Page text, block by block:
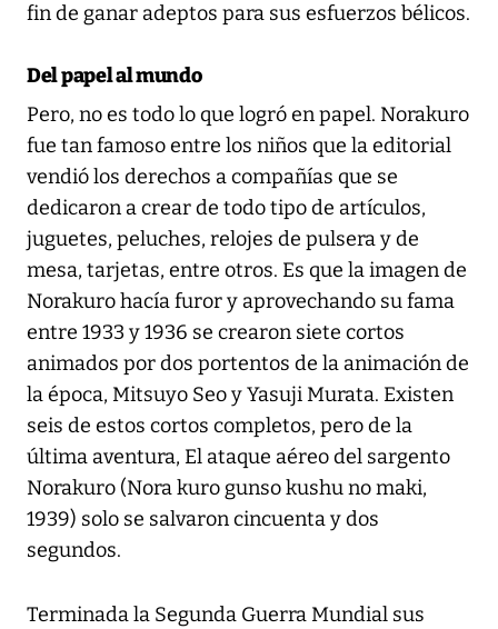
fin de ganar adeptos para sus esfuerzos bélicos.
Del papel al mundo
Pero, no es todo lo que logró en papel. Norakuro
fue tan famoso entre los niños que la editorial
vendió los derechos a compañías que se
dedicaron a crear de todo tipo de artículos,
juguetes, peluches, relojes de pulsera y de
mesa, tarjetas, entre otros. Es que la imagen de
Norakuro hacía furor y aprovechando su fama
entre 1933 y 1936 se crearon siete cortos
animados por dos portentos de la animación de
la época, Mitsuyo Seo y Yasuji Murata. Existen
seis de estos cortos completos, pero de la
última aventura, El ataque aéreo del sargento
Norakuro (Nora kuro gunso kushu no maki,
1939) solo se salvaron cincuenta y dos
segundos.
Terminada la Segunda Guerra Mundial sus